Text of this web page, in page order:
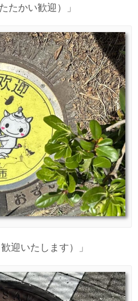
たかい歓迎）」
迎いたします）」